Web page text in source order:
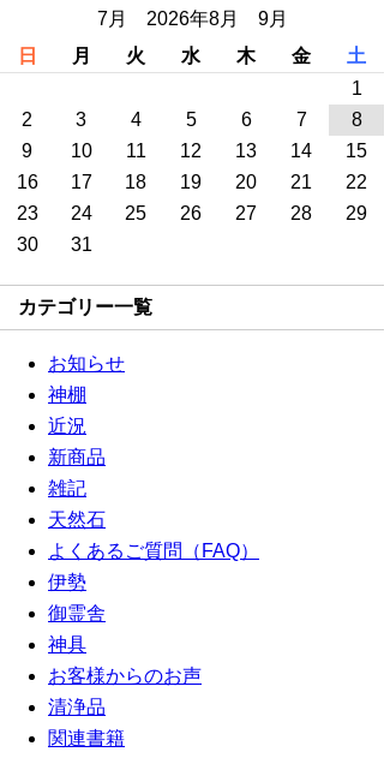
7月 2026年8月 9月
日
月 火 水 木 金
土
1
2
3 4 5 6 7
8
9
10 11 12 13 14
15
16
17 18 19 20 21
22
23
24 25 26 27 28
29
30
31
カテゴリー一覧
お知らせ
神棚
近況
新商品
雑記
天然石
よくあるご質問（FAQ）
伊勢
御霊舎
神具
お客様からのお声
清浄品
関連書籍